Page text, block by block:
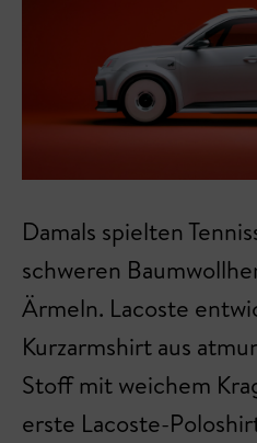
Damals spielten
schweren
Ärmeln. Lacoste
Kurzarmshirt aus
Stoff mit weichem
erste Lacoste-